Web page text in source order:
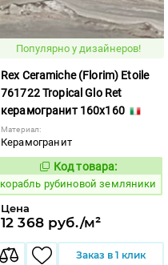
Популярно у дизайнеров!
Rex Ceramiche (Florim) Etoile
761722 Tropical Glo Ret
керамогранит 160x160
Материал:
Керамогранит
775531
Код товара:
корабль рубиновой земляники
Цена
12 368 руб./м²
Заказ в 1 клик